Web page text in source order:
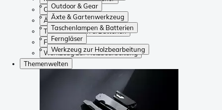
Outdoor & Gear
Äxte & Gartenwerkzeug
Taschenlampen & Batterien
Ferngläser
Werkzeug zur Holzbearbeitung
Outdoor & Gear
Äxte & Gartenwerkzeug
Taschenlampen & Batterien
Ferngläser
Werkzeug zur Holzbearbeitung
Themenwelten